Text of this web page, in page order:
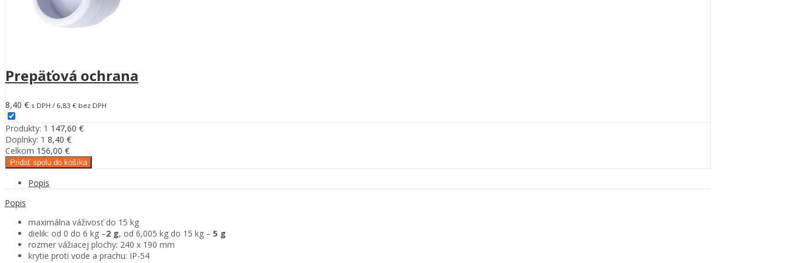
Prepäťová ochrana
8,40 € s DPH / 6,83 € bez DPH
Produkty: 1 147,60 €
Doplnky: 1 8,40 €
Celkom 156,00 €
Pridať spolu do košíka
Popis
Popis
maximálna váživosť do 15 kg
dielik: od 0 do 6 kg –2 g, od 6,005 kg do 15 kg – 5 g
rozmer vážiacej plochy: 240 x 190 mm
krytie proti vode a prachu: IP-54